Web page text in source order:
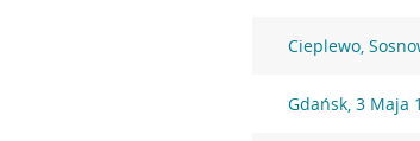
Cieplewo,
Gdańsk, 3 Maja